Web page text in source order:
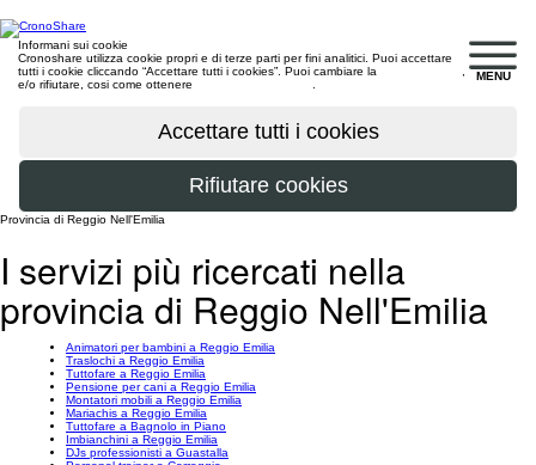
MENU
Informani sui cookie
Cronoshare utilizza cookie propri e di terze parti per fini analitici. Puoi accettare
tutti i cookie cliccando “Accettare tutti i cookies”. Puoi cambiare la
e/o rifiutare, cosi come ottenere
Provincia di Reggio Nell'Emilia
I servizi più ricercati nella
provincia di Reggio Nell'Emilia
Animatori per bambini a Reggio Emilia
Traslochi a Reggio Emilia
Tuttofare a Reggio Emilia
Pensione per cani a Reggio Emilia
Montatori mobili a Reggio Emilia
Mariachis a Reggio Emilia
Tuttofare a Bagnolo in Piano
Imbianchini a Reggio Emilia
DJs professionisti a Guastalla